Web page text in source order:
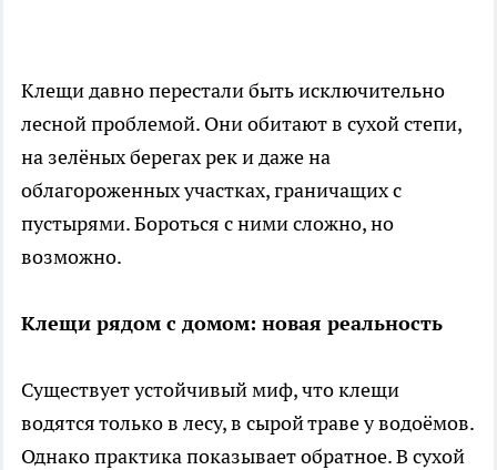
Клещи давно перестали быть исключительно
лесной проблемой. Они обитают в сухой степи,
на зелёных берегах рек и даже на
облагороженных участках, граничащих с
пустырями. Бороться с ними сложно, но
возможно.
Клещи рядом с домом: новая реальность
Существует устойчивый миф, что клещи
водятся только в лесу, в сырой траве у водоёмов.
Однако практика показывает обратное. В сухой